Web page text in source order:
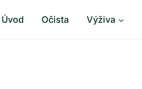
Úvod Očista Výživa